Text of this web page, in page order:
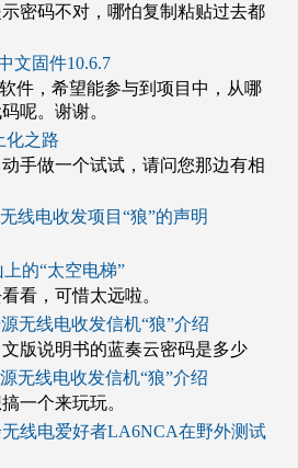
密码不对，哪怕复制粘贴过去都
文固件10.6.7
件，希望能参与到项目中，从哪
呢。谢谢。
化之路
手做一个试试，请问您那边有相
线电收发项目“狼”的声明
的“太空电梯”
看，可惜太远啦。
无线电收发信机“狼”介绍
版说明书的蓝奏云密码是多少
无线电收发信机“狼”介绍
一个来玩玩。
线电爱好者LA6NCA在野外测试